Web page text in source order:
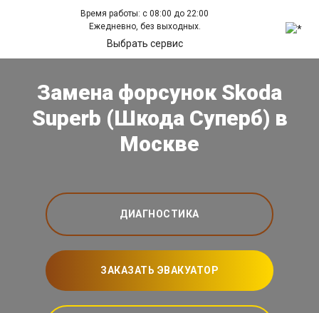
Время работы: с 08:00 до 22:00
Ежедневно, без выходных.
Выбрать сервис
Замена форсунок Skoda
Superb (Шкода Суперб) в
Москве
ДИАГНОСТИКА
ЗАКАЗАТЬ ЭВАКУАТОР